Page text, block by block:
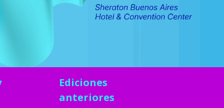
Ediciones
anteriores